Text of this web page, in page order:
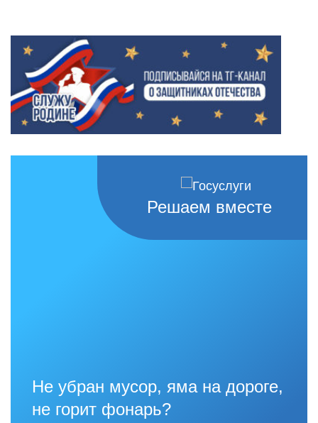
Решаем вместе
Не убран мусор, яма на дороге,
не горит фонарь?